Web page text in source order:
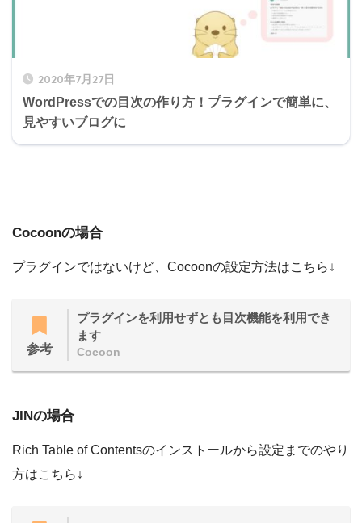
2020年7月27日
WordPressでの目次の作り方！プラグインで簡単に、
見やすいブログに
Cocoonの場合
プラグインではないけど、Cocoonの設定方法はこちら↓
参考
プラグインを利用せずとも目次機能を利用でき
ます
Cocoon
JINの場合
Rich Table of Contentsのインストールから設定までのやり
方はこちら↓